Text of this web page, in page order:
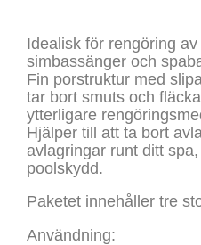
Idealisk för rengöring
simbassänger och
Fin porstruktur med
tar bort smuts och
ytterligare
Hjälper till att ta bort
avlagringar runt ditt
poolskydd.
Paketet innehåller tre
Användning: